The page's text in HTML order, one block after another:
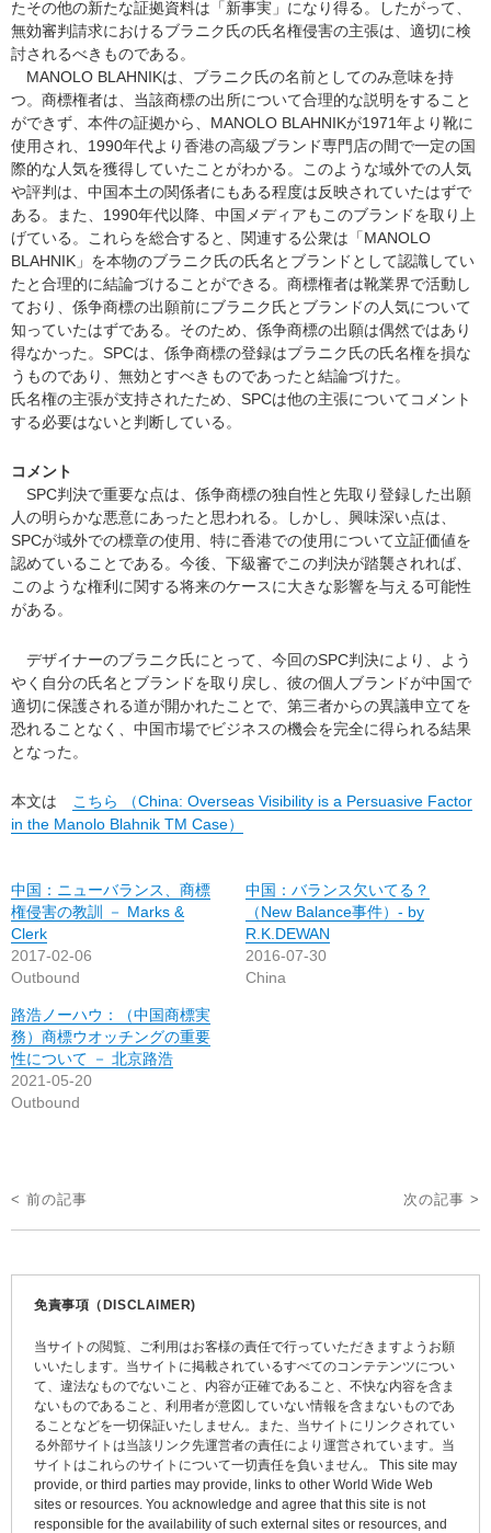
たその他の新たな証拠資料は「新事実」になり得る。したがって、
無効審判請求におけるブラニク氏の氏名権侵害の主張は、適切に検
討されるべきものである。
MANOLO BLAHNIKは、ブラニク氏の名前としてのみ意味を持
つ。商標権者は、当該商標の出所について合理的な説明をすること
ができず、本件の証拠から、MANOLO BLAHNIKが1971年より靴に
使用され、1990年代より香港の高級ブランド専門店の間で一定の国
際的な人気を獲得していたことがわかる。このような域外での人気
や評判は、中国本土の関係者にもある程度は反映されていたはずで
ある。また、1990年代以降、中国メディアもこのブランドを取り上
げている。これらを総合すると、関連する公衆は「MANOLO
BLAHNIK」を本物のブラニク氏の氏名とブランドとして認識してい
たと合理的に結論づけることができる。商標権者は靴業界で活動し
ており、係争商標の出願前にブラニク氏とブランドの人気について
知っていたはずである。そのため、係争商標の出願は偶然ではあり
得なかった。SPCは、係争商標の登録はブラニク氏の氏名権を損な
うものであり、無効とすべきものであったと結論づけた。
氏名権の主張が支持されたため、SPCは他の主張についてコメント
する必要はないと判断している。
コメント
SPC判決で重要な点は、係争商標の独自性と先取り登録した出願
人の明らかな悪意にあったと思われる。しかし、興味深い点は、
SPCが域外での標章の使用、特に香港での使用について立証価値を
認めていることである。今後、下級審でこの判決が踏襲されれば、
このような権利に関する将来のケースに大きな影響を与える可能性
がある。
デザイナーのブラニク氏にとって、今回のSPC判決により、よう
やく自分の氏名とブランドを取り戻し、彼の個人ブランドが中国で
適切に保護される道が開かれたことで、第三者からの異議申立てを
恐れることなく、中国市場でビジネスの機会を完全に得られる結果
となった。
本文は
こちら （China: Overseas Visibility is a Persuasive Factor
in the Manolo Blahnik TM Case）
中国：ニューバランス、商標
権侵害の教訓 － Marks &
Clerk
2017-02-06
Outbound
中国：バランス欠いてる？
（New Balance事件）- by
R.K.DEWAN
2016-07-30
China
路浩ノーハウ：（中国商標実
務）商標ウオッチングの重要
性について － 北京路浩
2021-05-20
Outbound
投
稿
< 前の記事 次の記事 >
免責事項（DISCLAIMER)
当サイトの閲覧、ご利用はお客様の責任で行っていただきますようお願
いいたします。当サイトに掲載されているすべてのコンテテンツについ
て、違法なものでないこと、内容が正確であること、不快な内容を含ま
ないものであること、利用者が意図していない情報を含まないものであ
ることなどを一切保証いたしません。また、当サイトにリンクされてい
る外部サイトは当該リンク先運営者の責任により運営されています。当
サイトはこれらのサイトについて一切責任を負いません。 This site may
provide, or third parties may provide, links to other World Wide Web
sites or resources. You acknowledge and agree that this site is not
responsible for the availability of such external sites or resources, and